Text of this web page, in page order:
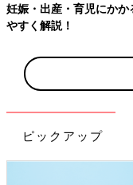
妊娠・出産・育児にか
やすく解説！
ピックアップ